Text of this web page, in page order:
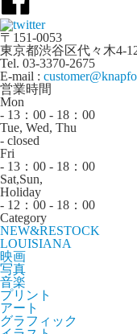
〒151-0053
東京都渋谷区代々木4-
Tel. 03-3370-2675
E-mail :
営業時間
Mon
- 13：00 - 18：00
Tue, Wed, Thu
- closed
Fri
- 13：00 - 18：00
Sat,Sun,
Holiday
- 12：00 - 18：00
Category
NEW&RESTOCK
LOUISIANA
映画
写真
音楽
プリント
アート
グラフィック